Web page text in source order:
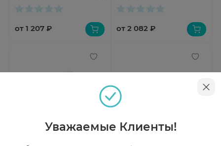
от 1 207 ₽ от 2 082 ₽
Уважаемые Клиенты!